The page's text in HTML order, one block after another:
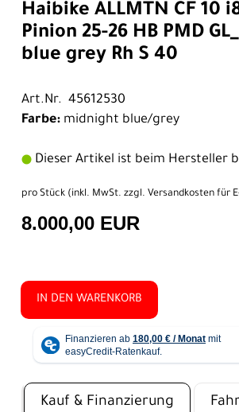
Haibike ALLMTN CF 10
Pinion 25-26 HB PMD
blue grey Rh S 40
Art.Nr. 45612530
Farbe: midnight blue/grey
Dieser Artikel ist beim Hersteller
pro Stück (inkl. MwSt. zzgl. Versandkosten für
8.000,00 EUR
IN DEN WARENKORB
Kauf & Finanzierung